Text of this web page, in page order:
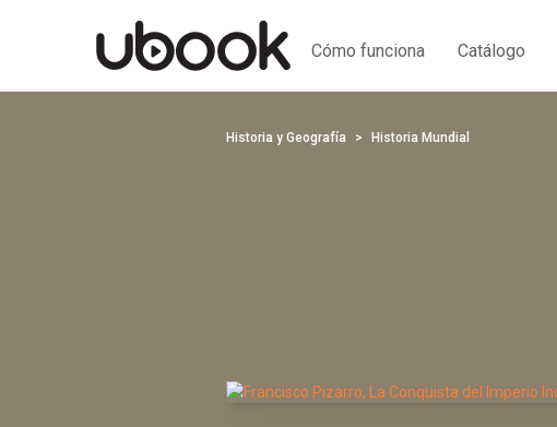
Cómo funciona Catálogo
Historia y Geografía Historia Mundial